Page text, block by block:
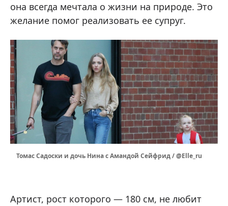
она всегда мечтала о жизни на природе. Это
желание помог реализовать ее супруг.
Томас Садоски и дочь Нина с Амандой Сейфрид / @Elle_ru
Артист, рост которого — 180 см, не любит